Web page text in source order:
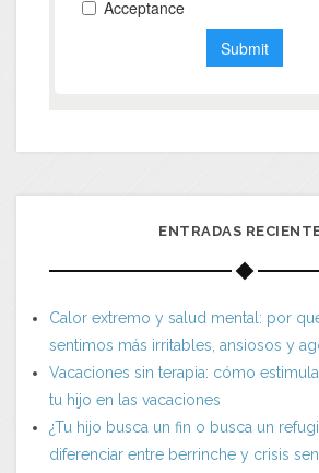
ENTRADAS
Calor extremo y salud mental: por
sentimos más irritables, ansiosos y
Vacaciones sin terapia: cómo
tu hijo en las vacaciones
¿Tu hijo busca un fin o busca un
diferenciar entre berrinche y crisis